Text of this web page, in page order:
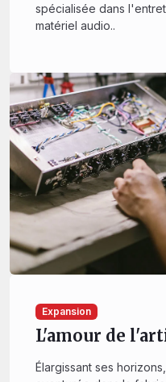
spécialisée dans
matériel audio..
Expansion
L'amour de
Élargissant ses